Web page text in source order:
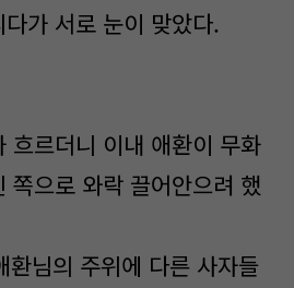
가 서로 눈이 맞았다.
흐르더니 이내 애환이 무화
쪽으로 와락 끌어안으려 했
환님의 주위에 다른 사자들